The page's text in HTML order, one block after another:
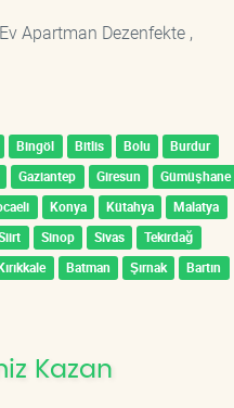
Apartman Dezenfekte ,
Bingöl Bitlis Bolu
Burdur
Gaziantep Giresun
Gümüşhane
Konya Kütahya
Malatya
Sinop Sivas
Tekirdağ
Batman Şırnak
Bartın
Kazan